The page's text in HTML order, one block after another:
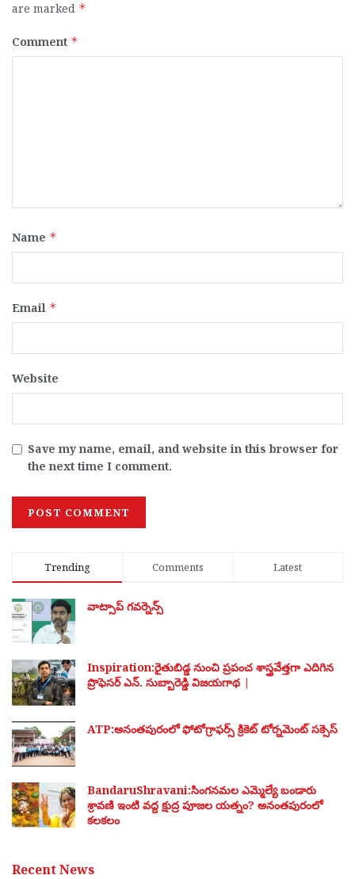
are marked *
Comment *
Name *
Email *
Website
Save my name, email, and website in this browser for
the next time I comment.
Trending Comments Latest
వాట్సాప్ గవర్నెన్స్
Inspiration:రైతుబిడ్డ నుంచి ప్రపంచ శాస్త్రవేత్తగా ఎదిగిన
ప్రొఫెసర్ ఎన్. సుబ్బారెడ్డి విజయగాథ |
ATP:అనంతపురంలో ఫోటోగ్రాఫర్స్ క్రికెట్ టోర్నమెంట్ సక్సెస్
BandaruShravani:సింగనమల ఎమ్మెల్యే బండారు
శ్రావణి ఇంటి వద్ద క్షుద్ర పూజల యత్నం? అనంతపురంలో
కలకలం
Recent News